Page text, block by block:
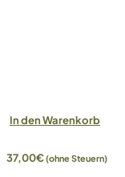
In den Warenkorb
37,00€(ohne Steuern)